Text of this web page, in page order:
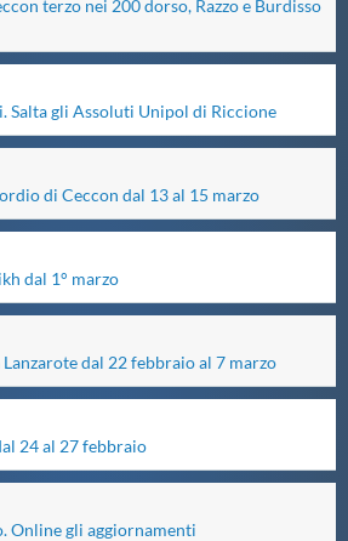
terzo nei 200 dorso, Razzo e Burdisso
gli Assoluti Unipol di Riccione
di Ceccon dal 13 al 15 marzo
dal 1° marzo
dal 22 febbraio al 7 marzo
24 al 27 febbraio
Online gli aggiornamenti